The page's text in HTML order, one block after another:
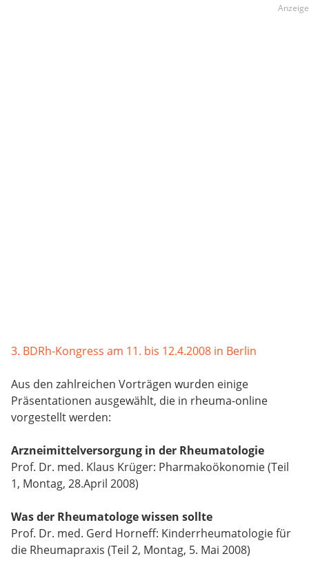
3. BDRh-Kongress am 11. bis 12.4.2008 in Berlin
Aus den zahlreichen Vorträgen wurden einige
Präsentationen ausgewählt, die in rheuma-online
vorgestellt werden:
Arzneimittelversorgung in der Rheumatologie
Prof. Dr. med. Klaus Krüger: Pharmakoökonomie (Teil
1, Montag, 28.April 2008)
Was der Rheumatologe wissen sollte
Prof. Dr. med. Gerd Horneff: Kinderrheumatologie für
die Rheumapraxis (Teil 2, Montag, 5. Mai 2008)